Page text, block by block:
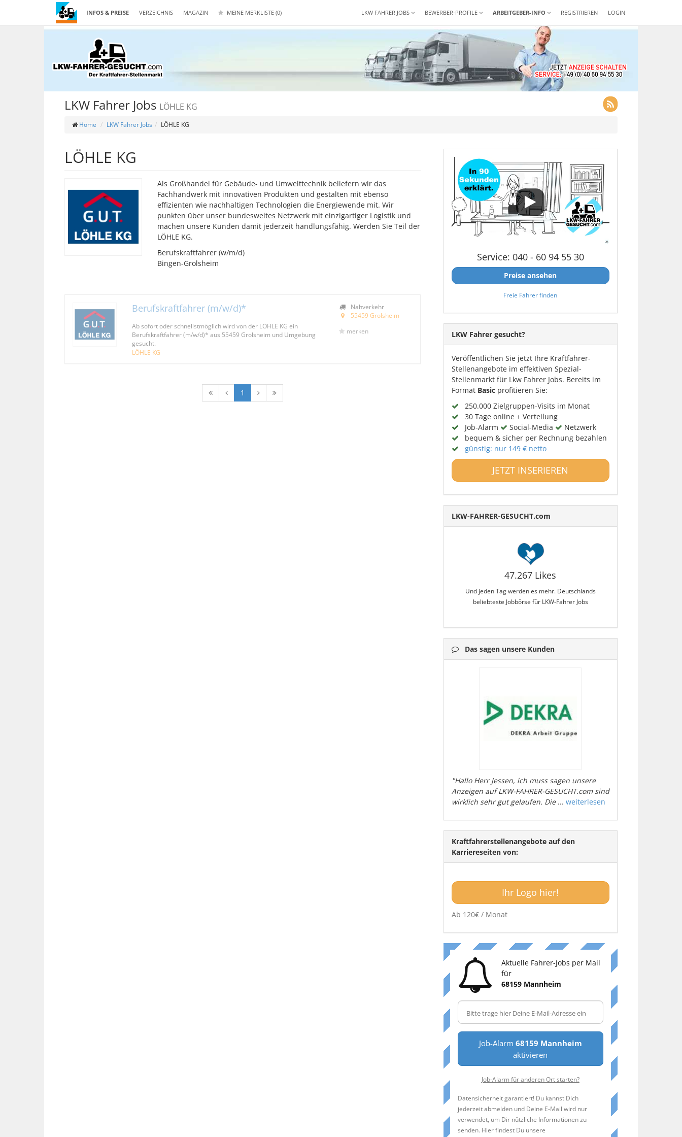
INFOS & PREISE VERZEICHNIS MAGAZIN MEINE MERKLISTE (0) REGISTRIEREN LOGIN
LKW FAHRER JOBS BEWERBER-PROFILE ARBEITGEBER-INFO
LKW Fahrer Jobs LÖHLE KG
Home LKW Fahrer Jobs LÖHLE KG
LÖHLE KG
Als Großhandel für Gebäude- und Umwelttechnik beliefern wir das
Fachhandwerk mit innovativen Produkten und gestalten mit ebenso
effizienten wie nachhaltigen Technologien die Energiewende mit. Wir
punkten über unser bundesweites Netzwerk mit einzigartiger Logistik und
machen unsere Kunden damit jederzeit handlungsfähig. Werden Sie Teil der
LÖHLE KG.
Berufskraftfahrer (w/m/d)
Bingen-Grolsheim
Berufskraftfahrer (m/w/d)*
Ab sofort oder schnellstmöglich wird von der LÖHLE KG ein
Berufskraftfahrer (m/w/d)* aus 55459 Grolsheim und Umgebung
gesucht.
LÖHLE KG
Nahverkehr
55459 Grolsheim
merken
1
Service: 040 - 60 94 55 30
Preise ansehen
Freie Fahrer finden
LKW Fahrer gesucht?
Veröffentlichen Sie jetzt Ihre Kraftfahrer-
Stellenangebote im effektiven Spezial-
Stellenmarkt für Lkw Fahrer Jobs. Bereits im
Format Basicprofitieren Sie:
250.000 Zielgruppen-Visits im Monat
30 Tage online + Verteilung
Job-Alarm
Social-Media
Netzwerk
bequem & sicher per Rechnung bezahlen
günstig: nur 149 € netto
JETZT INSERIEREN
LKW-FAHRER-GESUCHT.com
47.267 Likes
Und jeden Tag werden es mehr. Deutschlands
beliebteste Jobbörse für LKW-Fahrer Jobs
Das sagen unsere Kunden
"Hallo Herr Jessen, ich muss sagen unsere
Anzeigen auf LKW-FAHRER-GESUCHT.com sind
wirklich sehr gut gelaufen. Die... weiterlesen
Kraftfahrerstellenangebote auf den
Karriereseiten von:
Ihr Logo hier!
Ab 120€ / Monat
Aktuelle Fahrer-Jobs per Mail
für
68159 Mannheim
Job-Alarm 68159 Mannheim
aktivieren
Job-Alarm für anderen Ort starten?
Datensicherheit garantiert! Du kannst Dich
jederzeit abmelden und Deine E-Mail wird nur
verwendet, um Dir nützliche Informationen zu
senden. Hier findest Du unsere